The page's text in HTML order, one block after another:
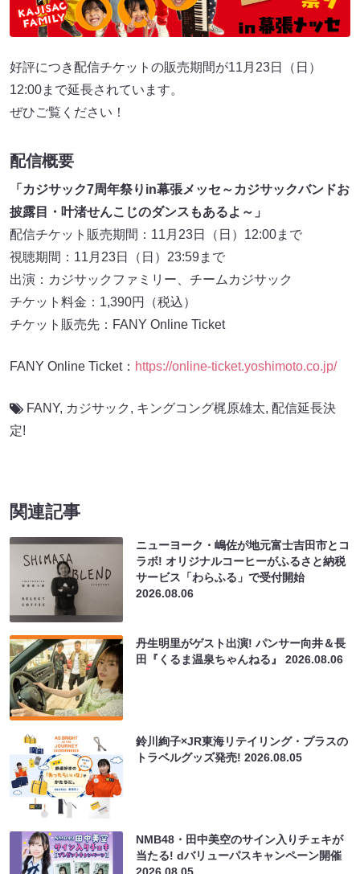
好評につき配信チケットの販売期間が11月23日（日）
12:00まで延長されています。
ぜひご覧ください！
配信概要
「カジサック7周年祭りin幕張メッセ～カジサックバンドお
披露目・叶渚せんこじのダンスもあるよ～」
配信チケット販売期間：11月23日（日）12:00まで
視聴期間：11月23日（日）23:59まで
出演：カジサックファミリー、チームカジサック
チケット料金：1,390円（税込）
チケット販売先：FANY Online Ticket
FANY Online Ticket： https://online-ticket.yoshimoto.co.jp/
FANY, カジサック , キングコング梶原雄太, 配信延長決
定!
関連記事
ニューヨーク・嶋佐が地元富士吉田市とコ
ラボ! オリジナルコーヒーがふるさと納税
サービス「わらふる」で受付開始
2026.08.06
丹生明里がゲスト出演! パンサー向井＆長
田『くるま温泉ちゃんねる』2026.08.06
鈴川絢子×JR東海リテイリング・プラスの
トラベルグッズ発売!2026.08.05
NMB48・田中美空のサイン入りチェキが
当たる! dバリューパスキャンペーン開催